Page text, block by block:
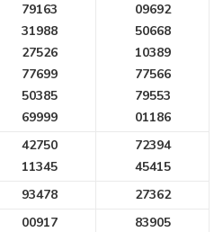
79163
31988
27526
77699
50385
69999
09692
50668
10389
77566
79553
01186
42750
11345
72394
45415
93478
27362
00917
83905